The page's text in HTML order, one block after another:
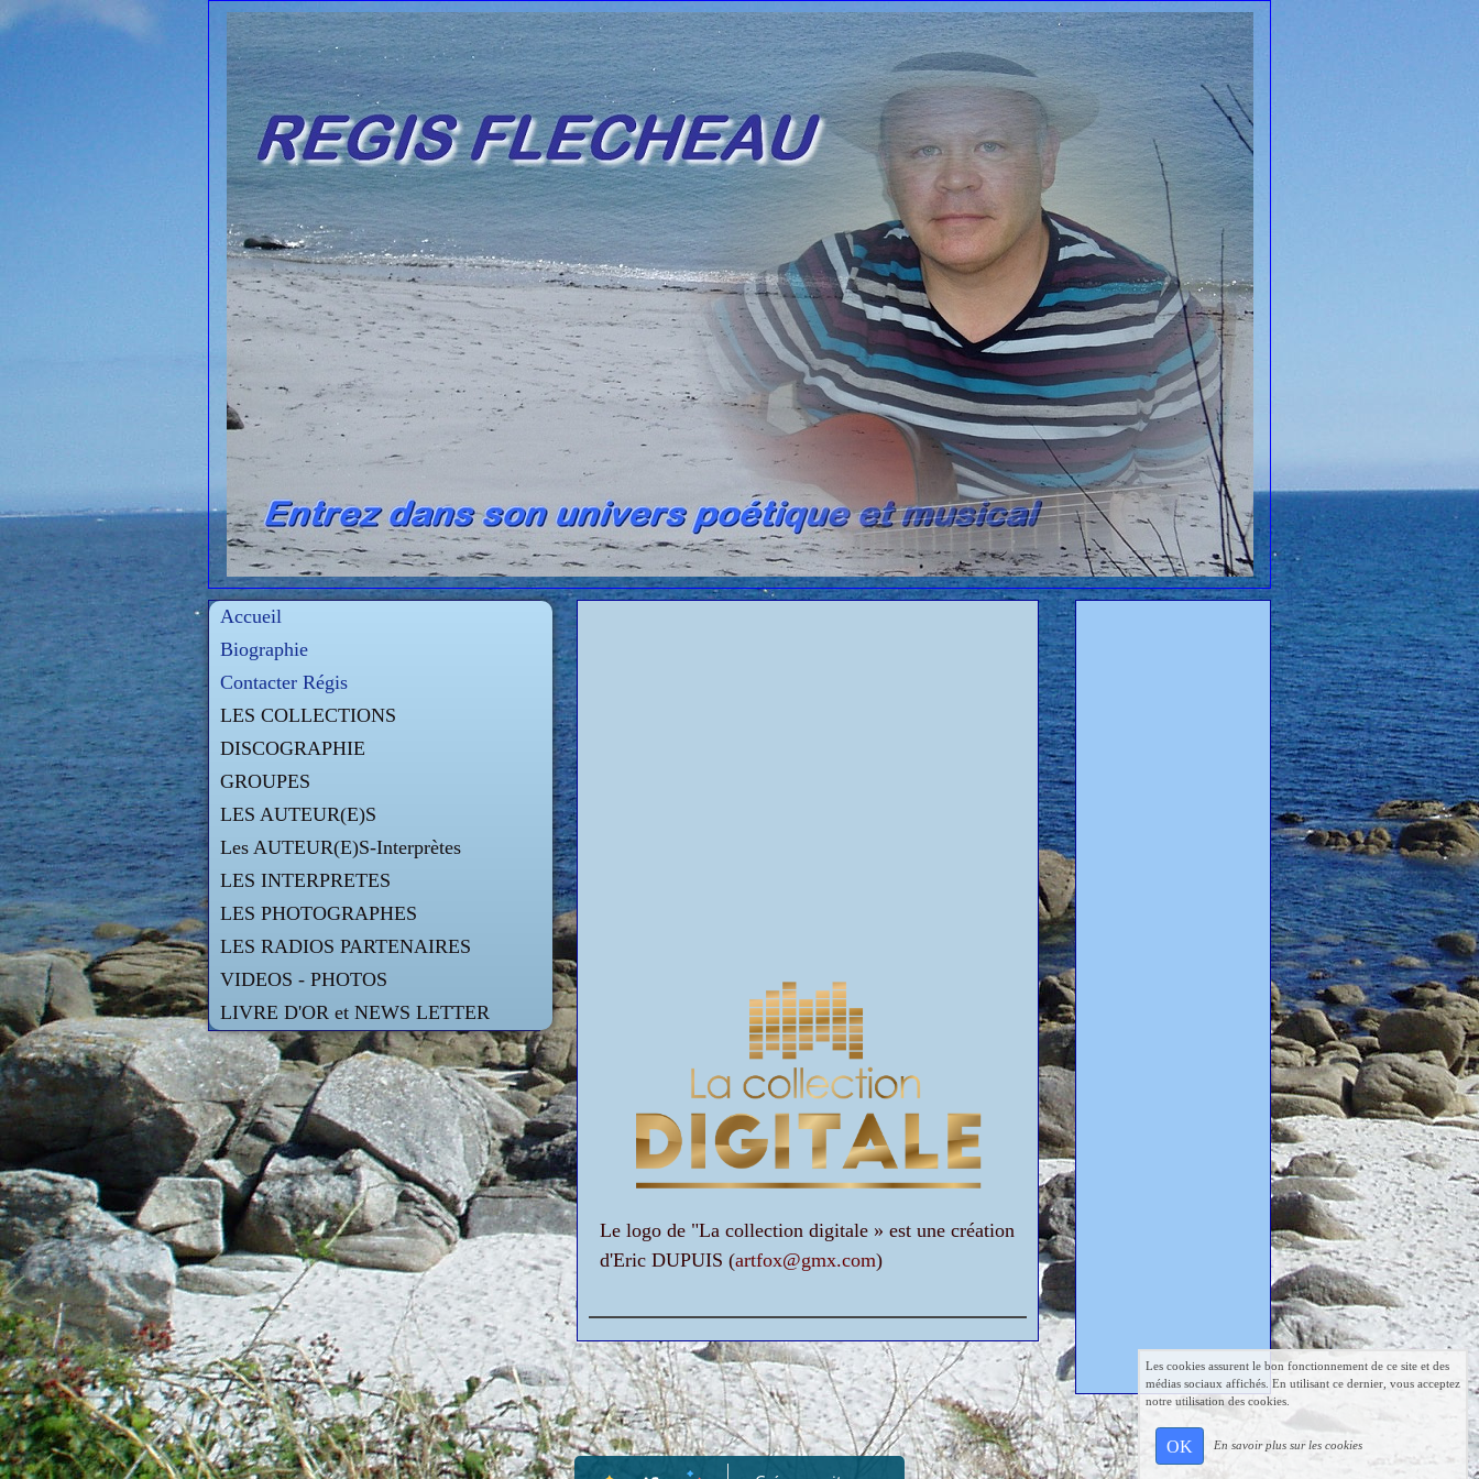
Accueil
Biographie
Contacter Régis
LES COLLECTIONS
DISCOGRAPHIE
GROUPES
LES AUTEUR(E)S
Les AUTEUR(E)S-Interprètes
LES INTERPRETES
LES PHOTOGRAPHES
LES RADIOS PARTENAIRES
VIDEOS - PHOTOS
LIVRE D'OR et NEWS LETTER
Le logo de "La collection digitale » est une création
d'Eric DUPUIS (artfox@gmx.com)
Les cookies assurent le bon fonctionnement de ce site et des
médias sociaux affichés. En utilisant ce dernier, vous acceptez
notre utilisation des cookies.
OK En savoir plus sur les cookies